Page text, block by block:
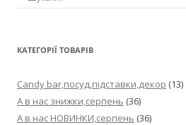
КАТЕГОРІЇ ТОВАРІВ
Candy bar,посуд,підставки,декор (13)
А в нас знижки,серпень (36)
А в нас НОВИНКИ,серпень (36)